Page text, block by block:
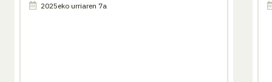
2025eko urriaren 7a